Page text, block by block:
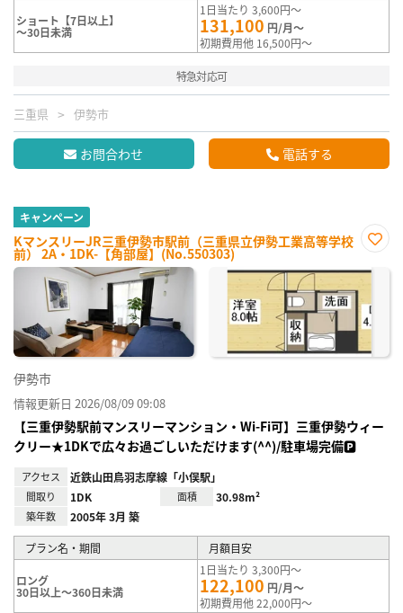
ショート【7日以上】
～30日未満
1日当たり 3,600円～
131,100 円/月～
初期費用他 16,500円～
特急対応可
三重県 伊勢市
お問合わせ 電話する
キャンペーン
KマンスリーJR三重伊勢市駅前（三重県立伊勢工業高等学校
前） 2A・1DK-【角部屋】(No.550303)
に入
伊勢市
情報更新日 2026/08/09 09:08
【三重伊勢駅前マンスリーマンション・Wi-Fi可】三重伊勢ウィー
クリー★1DKで広々お過ごしいただけます(^^)/駐車場完備🅿
アクセス 近鉄山田鳥羽志摩線「小俣駅」
間取り 1DK 面積 30.98m²
築年数 2005年 3月 築
プラン名・期間 月額目安
ロング
30日以上～360日未満
1日当たり 3,300円～
122,100 円/月～
初期費用他 22,000円～